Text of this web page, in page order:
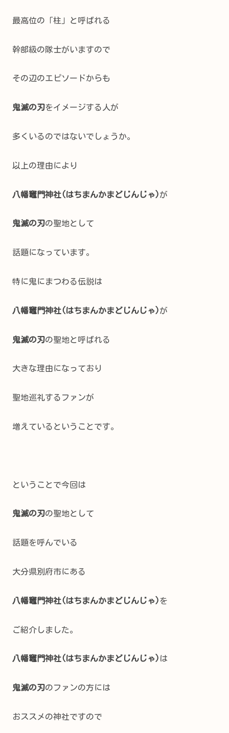
最高位の「柱」と呼ばれる
幹部級の隊士がいますので
その辺のエピソードからも
鬼滅の刃をイメージする人が
多くいるのではないでしょうか。
以上の理由により
八幡竈門神社(はちまんかまどじんじゃ)が
鬼滅の刃の聖地として
話題になっています。
特に鬼にまつわる伝説は
八幡竈門神社(はちまんかまどじんじゃ)が
鬼滅の刃の聖地と呼ばれる
大きな理由になっており
聖地巡礼するファンが
増えているということです。
ということで今回は
鬼滅の刃の聖地として
話題を呼んでいる
大分県別府市にある
八幡竈門神社(はちまんかまどじんじゃ)を
ご紹介しました。
八幡竈門神社(はちまんかまどじんじゃ) は
鬼滅の刃のファンの方には
おススメの神社ですので